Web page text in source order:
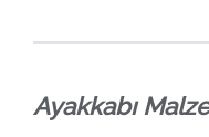
Ayakkabı